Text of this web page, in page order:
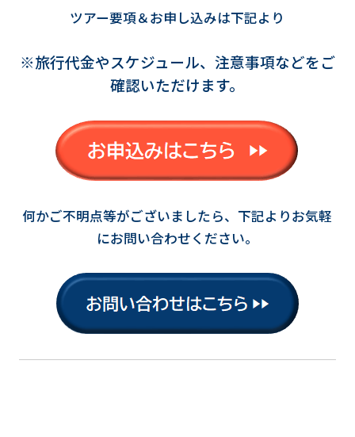
ツアー要項＆お申し込みは下記より
※旅行代金やスケジュール、注意事項などをご
確認いただけます。
何かご不明点等がございましたら、下記よりお気軽
にお問い合わせください。